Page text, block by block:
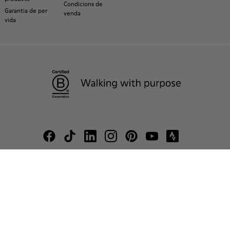
Garantia de per
vida
Condicions de
venda